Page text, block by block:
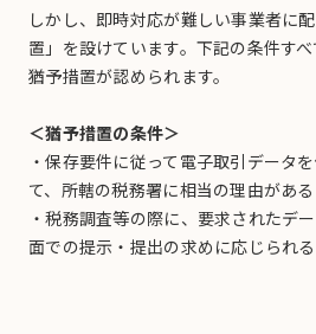
しかし、即時対応が難しい事業者に
置」を設けています。下記の条件すべ
猶予措置が認められます。
＜猶予措置の条件＞
・保存要件に従って電子取引データ
て、所轄の税務署に相当の理由があ
・税務調査等の際に、要求されたデ
面での提示・提出の求めに応じられ